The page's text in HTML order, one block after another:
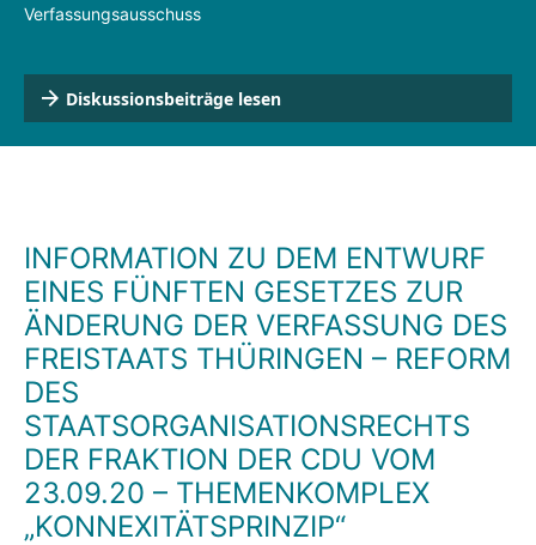
Verfassungsausschuss
Diskussionsbeiträge lesen
INFORMATION ZU DEM ENTWURF
EINES FÜNFTEN GESETZES ZUR
ÄNDERUNG DER VERFASSUNG DES
FREISTAATS THÜRINGEN – REFORM
DES
STAATSORGANISATIONSRECHTS
DER FRAKTION DER CDU VOM
23.09.20 – THEMENKOMPLEX
„KONNEXITÄTSPRINZIP“